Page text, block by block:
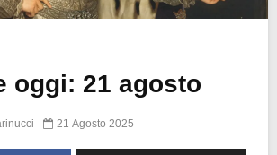
oggi: 21 agosto
21 Agosto 2025